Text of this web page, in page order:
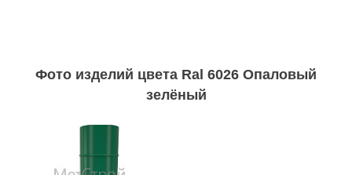
Фото изделий цвета Ral 6026 Опаловый
зелёный